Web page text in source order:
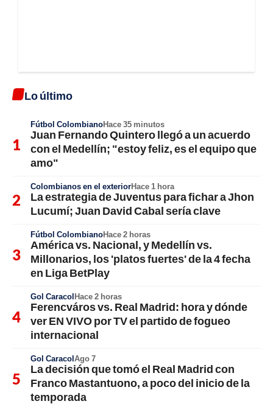
Lo último
Fútbol ColombianoHace 35 minutos
Juan Fernando Quintero llegó a un acuerdo
con el Medellín; "estoy feliz, es el equipo que
amo"
Colombianos en el exteriorHace 1 hora
La estrategia de Juventus para fichar a Jhon
Lucumí; Juan David Cabal sería clave
Fútbol ColombianoHace 2 horas
América vs. Nacional, y Medellín vs.
Millonarios, los 'platos fuertes' de la 4 fecha
en Liga BetPlay
Gol CaracolHace 2 horas
Ferencváros vs. Real Madrid: hora y dónde
ver EN VIVO por TV el partido de fogueo
internacional
Gol CaracolAgo 7
La decisión que tomó el Real Madrid con
Franco Mastantuono, a poco del inicio de la
temporada